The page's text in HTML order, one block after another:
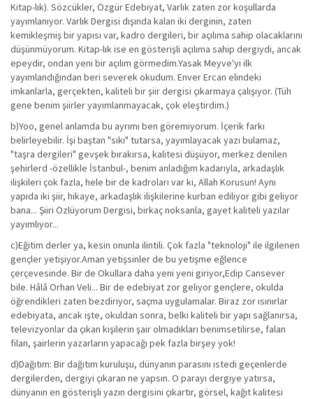
Kitap-lık). Sözcükler, Özgür Edebiyat, Varlık zaten zor koşullarda
yayımlanıyor. Varlık Dergisi dışında kalan iki derginin, zaten
kemikleşmiş bir yapısı var, kadro dergileri, bir açılıma sahip olacaklarını
düşünmüyorum. Kitap-lık ise en gösterişli açılıma sahip dergiydi, ancak
epeydir, ondan yeni bir açılım görmedim.Yasak Meyve'yi ilk
yayımlandığından beri severek okudum. Enver Ercan elindeki
imkanlarla, gerçekten, kaliteli bir şiir dergisi çıkarmaya çalışıyor. (Tüh
gene benim şiirler yayımlanmayacak, çok eleştirdim.)
b)Yoo, genel anlamda bu ayrımı ben göremiyorum. İçerik farkı
belirleyebilir. İşi baştan "sıkı" tutarsa, yayımlayacak yazı bulamaz,
"taşra dergileri" gevşek bırakırsa, kalitesi düşüyor, merkez denilen
şehirlerd -özellikle İstanbul-, benim anladığım kadarıyla, arkadaşlık
ilişkileri çok fazla, hele bir de kadroları var ki, Allah Korusun! Aynı
yapıda iki şiir, hikaye, arkadaşlık ilişkilerine kurban ediliyor gibi geliyor
bana... Şiiri Özlüyorum Dergisi, birkaç noksanla, gayet kaliteli yazılar
yayımlıyor...
c)Eğitim derler ya, kesin onunla ilintili. Çok fazla "teknoloji" ile ilgilenen
gençler yetişiyor.Aman yetişsinler de bu yetişme eğlence
çerçevesinde. Bir de Okullara daha yeni yeni giriyor,Edip Cansever
bile. Hâlâ Orhan Veli... Bir de edebiyat zor geliyor gençlere, okulda
öğrendikleri zaten bezdiriyor, saçma uygulamalar. Biraz zor ısınırlar
edebiyata, ancak işte, okuldan sonra, belki kaliteli bir yapı sağlanırsa,
televizyonlar da çıkan kişilerin şair olmadıkları benimsetilirse, falan
filan, şairlerin yazarların yapacağı pek fazla birşey yok!
d)Dağıtım: Bir dağıtım kuruluşu, dünyanın parasını istedi geçenlerde
dergilerden, dergiyi çıkaran ne yapsın. O parayı dergiye yatırsa,
dünyanın en gösterişli yazın dergisini çıkartır, görsel, kağıt kalitesi